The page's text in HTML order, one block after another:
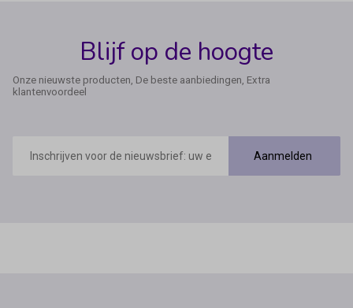
Blijf op de hoogte
Onze nieuwste producten, De beste aanbiedingen, Extra
klantenvoordeel
mailadres
Aanmelden